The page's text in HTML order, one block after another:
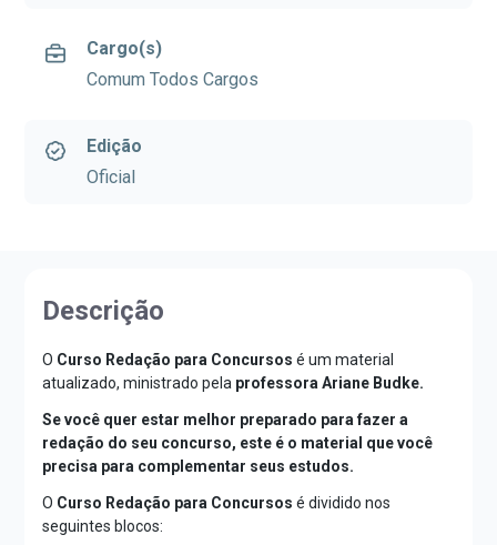
Cargo(s)
Comum Todos Cargos
Edição
Oficial
Descrição
O Curso Redação para Concursos é um material
atualizado, ministrado pela professora Ariane Budke.
Se você quer estar melhor preparado para fazer a
redação do seu concurso, este é o material que você
precisa para complementar seus estudos.
O Curso Redação para Concursos é dividido nos
seguintes blocos: